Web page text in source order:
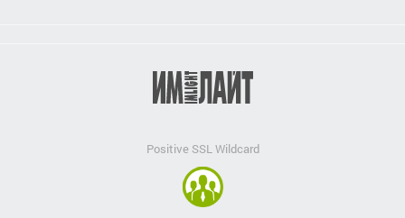
Positive SSL Wildcard